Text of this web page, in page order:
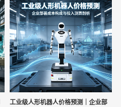
工业级人形机器人价格预测｜企业部